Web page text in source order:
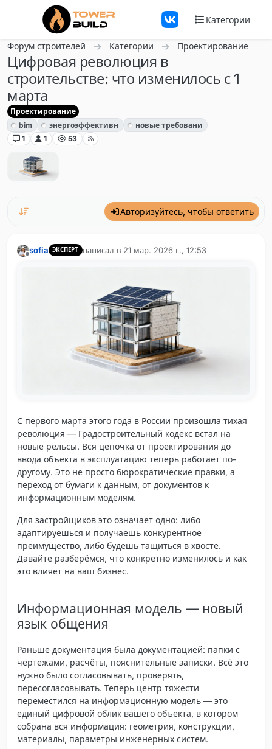
Перейти к содержанию
Категории
Форум строителей Категории Проектирование
Цифровая революция в
строительстве: что изменилось с 1
марта
Проектирование
bim
энергоэффективн
новые требовани
1
1 53
Авторизуйтесь, чтобы ответить
Не в сети
sofia ЭКСПЕРТ написал в 21 мар. 2026 г., 12:53
отредактировано
С первого марта этого года в России произошла тихая
революция — Градостроительный кодекс встал на
новые рельсы. Вся цепочка от проектирования до
ввода объекта в эксплуатацию теперь работает по-
другому. Это не просто бюрократические правки, а
переход от бумаги к данным, от документов к
информационным моделям.
Для застройщиков это означает одно: либо
адаптируешься и получаешь конкурентное
преимущество, либо будешь тащиться в хвосте.
Давайте разберёмся, что конкретно изменилось и как
это влияет на ваш бизнес.
Информационная модель — новый
язык общения
Раньше документация была документацией: папки с
чертежами, расчёты, пояснительные записки. Всё это
нужно было согласовывать, проверять,
пересогласовывать. Теперь центр тяжести
переместился на информационную модель — это
единый цифровой облик вашего объекта, в котором
собрана вся информация: геометрия, конструкции,
материалы, параметры инженерных систем.